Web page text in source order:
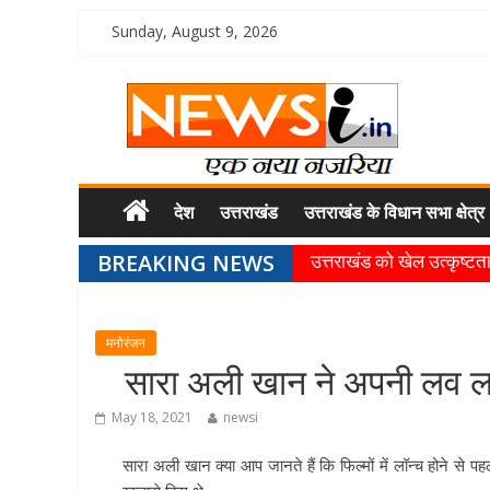
Sunday, August 9, 2026
देश उत्तराखंड उत्तराखंड के विधान सभा क्षेत्र
BREAKING NEWS
उत्तराखंड को खेल उत्कृष्टता
खेल प्रतिभाओं को हरसंभव
खेल विजन, नई खेल नीति
मनोरंजन
सारा अली खान ने अपनी लव
May 18, 2021 newsi
सारा अली खान क्या आप जानते हैं कि फिल्मों में लॉन्च होने से